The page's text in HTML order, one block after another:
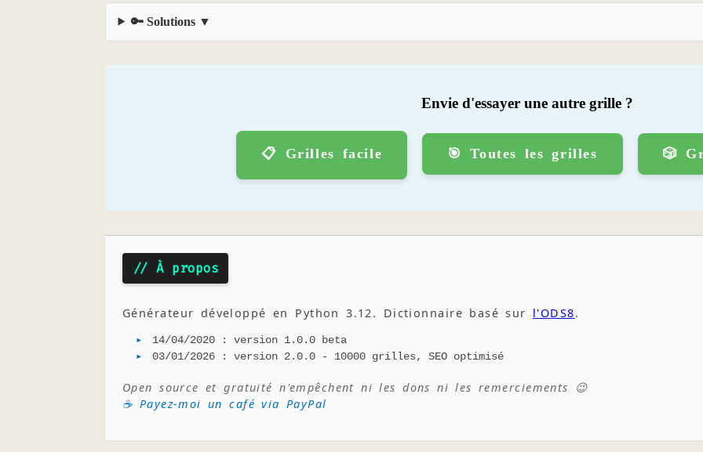
🔑 Solutions
Envie d'essayer une autre grille ?
📋 Grilles facile 🎯 Toutes les grilles 🎲
// À propos
Générateur développé en Python 3.12. Dictionnaire basé sur l'ODS8.
14/04/2020 : version 1.0.0 beta
03/01/2026 : version 2.0.0 - 10000 grilles, SEO optimisé
Open source et gratuité n'empêchent ni les dons ni les remerciements 😉
☕ Payez-moi un café via PayPal